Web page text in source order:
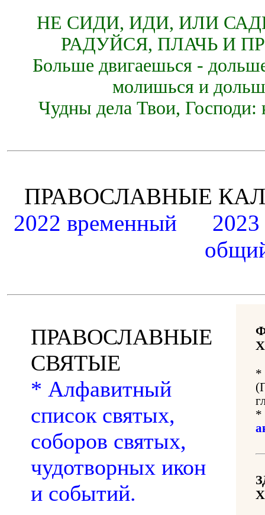
НЕ СИДИ, ИДИ, ИЛИ
РАДУЙСЯ, ПЛАЧЬ И
Больше двигаешься -
молишься и
Чудны дела Твои, Господи:
ПРАВОСЛАВНЫЕ
2022 временный
ПРАВОСЛАВНЫЕ
СВЯТЫЕ
* Алфавитный
список святых,
соборов святых,
чудотворных икон
и событий.
*
*